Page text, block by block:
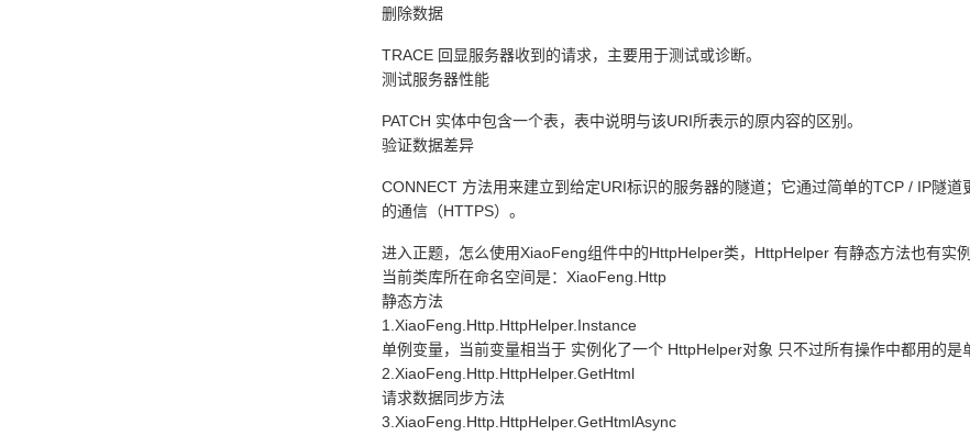
删除数据
TRACE 回显服务器收到的请求，主要用于测试或诊断。
测试服务器性能
PATCH 实体中包含一个表，表中说明与该URI所表示的原内容的区别。
验证数据差异
CONNECT 方法用来建立到给定URI标识的服务器的隧道；它通过简单的TCP / IP隧道更改请求连接，通常实使用解码的HTTP代理来进行SSL编码
的通信（HTTPS）。
进入正题，怎么使用XiaoFeng组件中的HttpHelper类，HttpHelper 有静态方法也有实例
当前类库所在命名空间是：XiaoFeng.Http
静态方法
1.XiaoFeng.Http.HttpHelper.Instance
单例变量，当前变量相当于 实例化了一个 HttpHelper对象 只不过所有操作中都用的是
2.XiaoFeng.Http.HttpHelper.GetHtml
请求数据同步方法
3.XiaoFeng.Http.HttpHelper.GetHtmlAsync